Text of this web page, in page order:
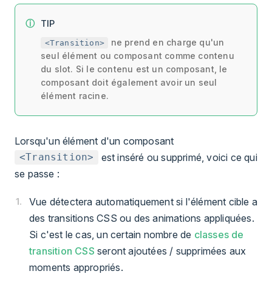
TIP
<Transition>
ne prend en charge qu'un
seul élément ou composant comme contenu
du slot. Si le contenu est un composant, le
composant doit également avoir un seul
élément racine.
Lorsqu'un élément d'un composant
<Transition>
est inséré ou supprimé, voici ce qui
se passe :
Vue détectera automatiquement si l'élément cible a
des transitions CSS ou des animations appliquées.
Si c'est le cas, un certain nombre de classes de
transition CSS seront ajoutées / supprimées aux
moments appropriés.